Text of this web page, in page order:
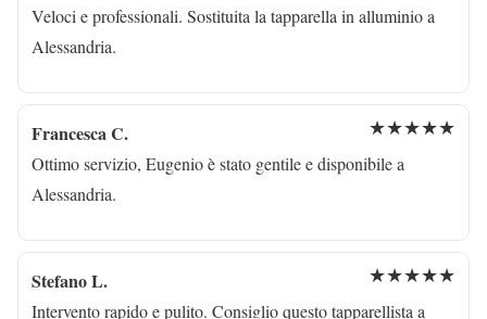
Veloci e professionali. Sostituita la tapparella in alluminio a
Alessandria.
Francesca C. ★★★★★
Ottimo servizio, Eugenio è stato gentile e disponibile a
Alessandria.
Stefano L. ★★★★★
Intervento rapido e pulito. Consiglio questo tapparellista a